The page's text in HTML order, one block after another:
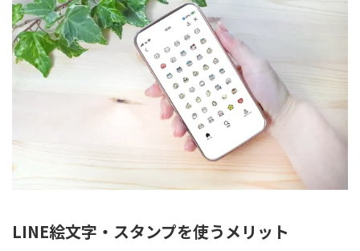
LINE絵文字・スタンプを使うメリット